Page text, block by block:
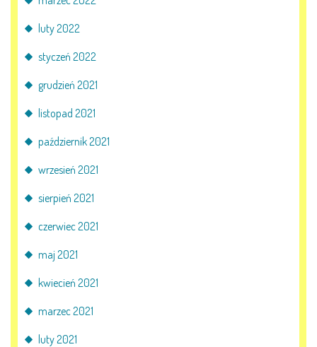
luty 2022
styczeń 2022
grudzień 2021
listopad 2021
październik 2021
wrzesień 2021
sierpień 2021
czerwiec 2021
maj 2021
kwiecień 2021
marzec 2021
luty 2021